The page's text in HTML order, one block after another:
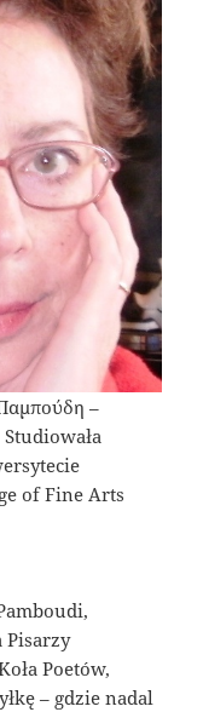
–
of Fine Arts
Pisarzy
Poetów,
– gdzie nadal